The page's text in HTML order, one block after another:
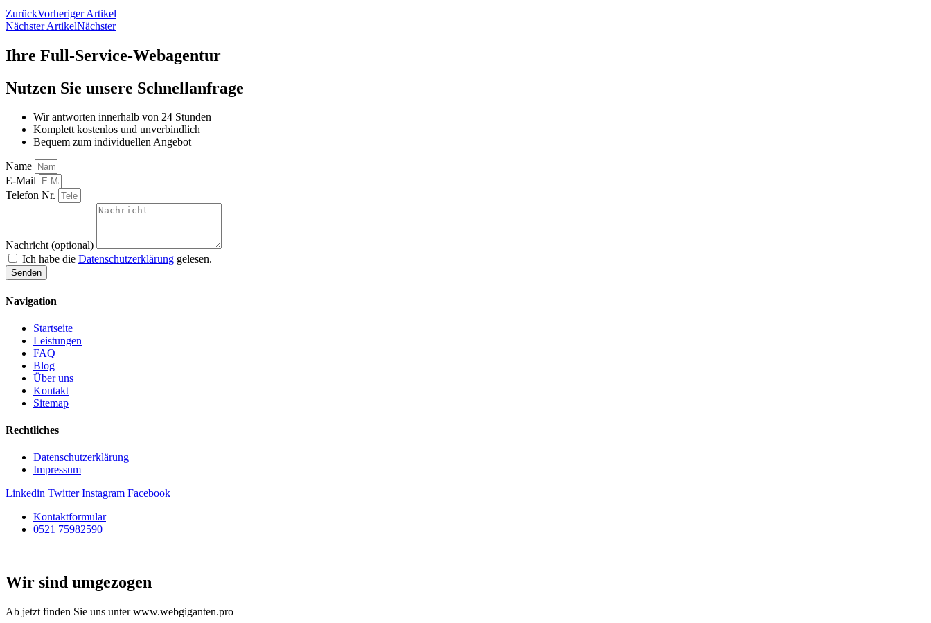
ZurückVorheriger Artikel
Nächster ArtikelNächster
Ihre Full-Service-Webagentur
Nutzen Sie unsere Schnellanfrage
Wir antworten innerhalb von 24 Stunden
Komplett kostenlos und unverbindlich
Bequem zum individuellen Angebot
Name
E-Mail
Telefon Nr.
Nachricht (optional)
Ich habe die Datenschutzerklärung gelesen.
Senden
Navigation
Startseite
Leistungen
FAQ
Blog
Über uns
Kontakt
Sitemap
Rechtliches
Datenschutzerklärung
Impressum
Linkedin Twitter Instagram Facebook
Kontaktformular
0521 75982590
Wir sind umgezogen
Ab jetzt finden Sie uns unter www.webgiganten.pro